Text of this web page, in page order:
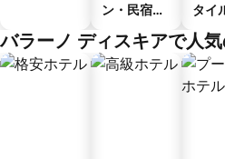
ン・民宿・
ス
タイ
バラーノ ディスキアで人